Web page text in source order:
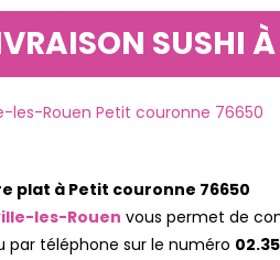
SUSHI
les-Rouen Petit couronne 76650
plat à Petit couronne 76650
les-Rouen vous permet de
par téléphone sur le numéro